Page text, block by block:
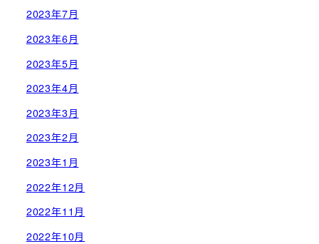
2023年7月
2023年6月
2023年5月
2023年4月
2023年3月
2023年2月
2023年1月
2022年12月
2022年11月
2022年10月